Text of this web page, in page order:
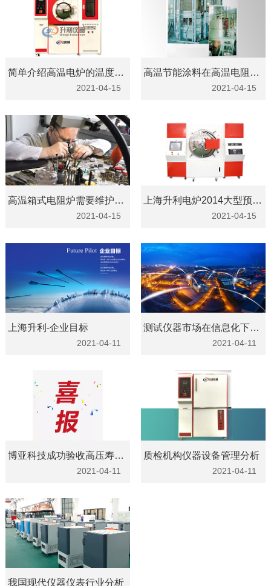
简单介绍高温电炉的温度降到多少度才可以打开炉门
2021-04-15
高温节能涂料在高温电阻炉上的研究应用
2021-04-15
高温箱式电阻炉需要维护保养的方面
2021-04-15
上海升利电炉2014大型预抽真空保护气氛炉
2021-04-15
上海升利-企业目标
2021-04-11
测试仪器市场在信息化下继续前进
2021-04-11
博亚科技成功验收高压寿命试验机
2021-04-11
质检机构仪器设备管理分析
2021-04-11
我国现代仪器仪表行业分析